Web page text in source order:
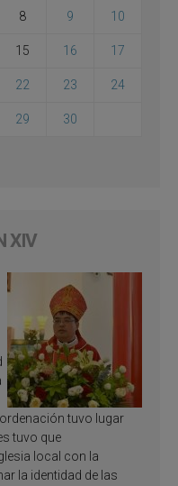
8 9 10
15 16 17
22 23 24
29 30
XIV
tuvo lugar
tuvo que
local con la
la identidad de las